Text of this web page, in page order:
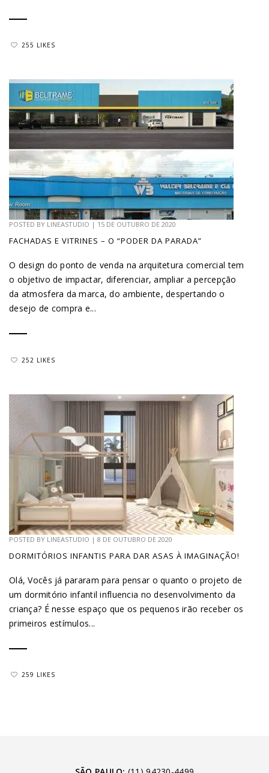
255 LIKES
POSTED BY LINEASTUDIO | 15 DE OUTUBRO DE 2020
FACHADAS E VITRINES – O “PODER DA PARADA”
O design do ponto de venda na arquitetura comercial tem
o objetivo de impactar, diferenciar, ampliar a percepção
da atmosfera da marca, do ambiente, despertando o
desejo de compra e...
252 LIKES
POSTED BY LINEASTUDIO | 8 DE OUTUBRO DE 2020
DORMITÓRIOS INFANTIS PARA DAR ASAS À IMAGINAÇÃO!
Olá, Vocês já pararam para pensar o quanto o projeto de
um dormitório infantil influencia no desenvolvimento da
criança? É nesse espaço que os pequenos irão receber os
primeiros estímulos...
259 LIKES